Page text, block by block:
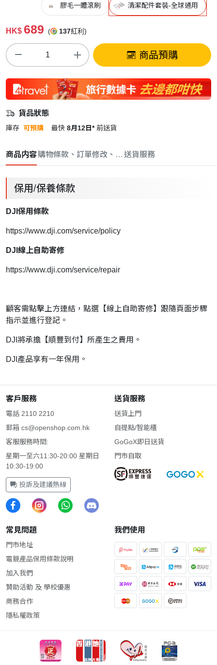
膠毛一體滾刷 清潔配件套裝-全球通用
HK$ 689 ( 137紅利)
商品預購
貨品狀態
庫存 可預購 最快 8月12日* 前送貨
商品内容購物條款、訂單修改、取消與退款政策
送貨服務
保用/保養條款
DJI保用條款
https://www.dji.com/service/policy
DJI線上自助寄修
https://www.dji.com/service/repair
顧客需點擊上方連結，點選【線上自助寄修】跟隨頁面步驟
指示並進行登記。
DJI將承擔【順豐到付】所產生之費用。
DJI產品享有一年保用。
客戶服務
電話 2110 2210
郵箱 cs@openshop.com.hk
客服服務時間:
星期一至六11:30-20:00 星期日
10:30-19:00
投訴及建議熱線
送貨服務
送貨上門
自提點/智能櫃
GoGoX即日送貨
門市自取
常見問題
門市地址
電競產品保用條款說明
加入我們
贊助活動 及 學校優惠
商務合作
隱私權政策
我們使用